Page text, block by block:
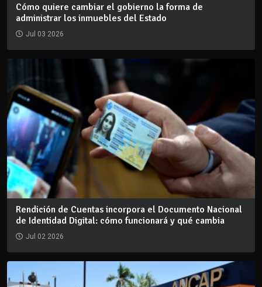
Cómo quiere cambiar el gobierno la forma de
administrar los inmuebles del Estado
Jul 03 2026
Rendición de Cuentas incorpora el Documento Nacional
de Identidad Digital: cómo funcionará y qué cambia
Jul 02 2026